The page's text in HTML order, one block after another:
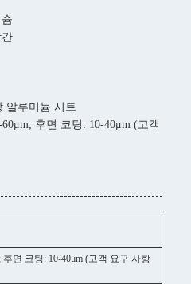
알루미늄 시트
후면 코팅: 10-40μm (고객
후면 코팅: 10-40μm (고객 요구 사항